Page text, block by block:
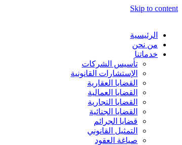
Skip to content
الرئيسية
من نحن
خدماتنا
تأسيس الشركات
الإستشارات القانونية
القضايا العقارية
القضايا العمالية
القضايا التجارية
القضايا الجنائية
قضايا الجرائم
التمثيل القانوني
صياغة العقود